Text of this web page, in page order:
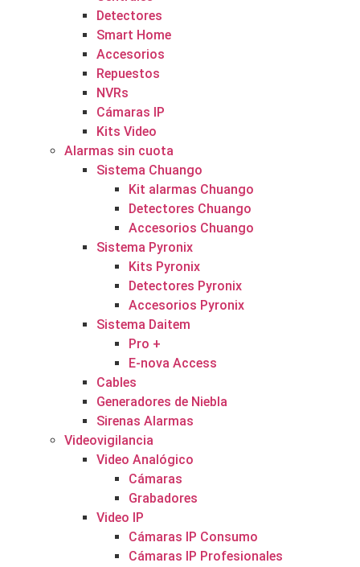
Detectores
Smart Home
Accesorios
Repuestos
NVRs
Cámaras IP
Kits Video
Alarmas sin cuota
Sistema Chuango
Kit alarmas Chuango
Detectores Chuango
Accesorios Chuango
Sistema Pyronix
Kits Pyronix
Detectores Pyronix
Accesorios Pyronix
Sistema Daitem
Pro +
E-nova Access
Cables
Generadores de Niebla
Sirenas Alarmas
Videovigilancia
Video Analógico
Cámaras
Grabadores
Video IP
Cámaras IP Consumo
Cámaras IP Profesionales